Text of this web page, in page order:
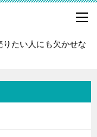
たい人にも欠かせな